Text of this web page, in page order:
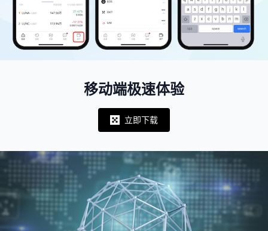
移动端极速体验
Notifications
立即下载